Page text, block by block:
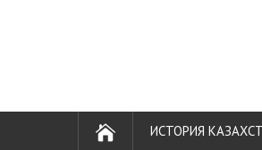
ИСТОРИЯ